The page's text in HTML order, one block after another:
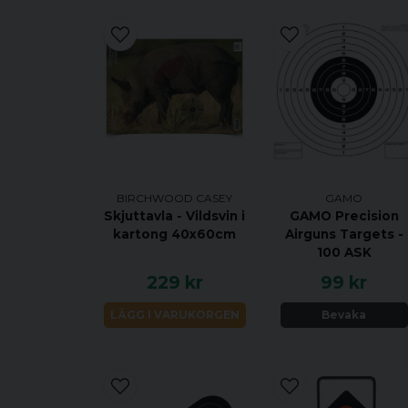
BIRCHWOOD CASEY
Skjuttavla - Vildsvin i
kartong 40x60cm
229 kr
LÄGG I VARUKORGEN
GAMO
GAMO Precision
Airguns Targets -
100 ASK
99 kr
Bevaka